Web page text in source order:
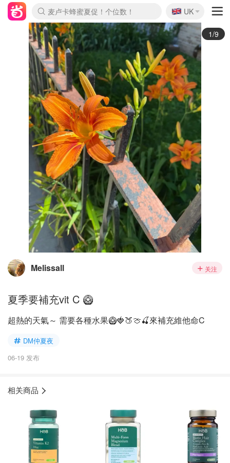
麦卢卡蜂蜜夏促！个位数！
Prada/Miu 4.8折！
啥？必胜客披萨5折！
🇬🇧
UK
2/9
Melissall 关注
夏季要補充vit C 🥝
超熱的天氣～ 需要各種水果🥝🍓🍑🍈🍒來補充維他命C
DM仲夏夜
06-19 发布
相关商品